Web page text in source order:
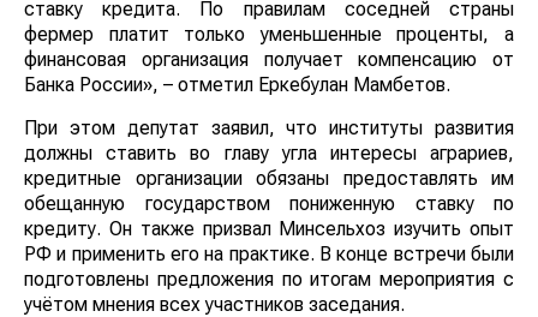
ставку кредита. По правилам соседней страны
фермер платит только уменьшенные проценты, а
финансовая организация получает компенсацию от
Банка России», – отметил Еркебулан Мамбетов.
При этом депутат заявил, что институты развития
должны ставить во главу угла интересы аграриев,
кредитные организации обязаны предоставлять им
обещанную государством пониженную ставку по
кредиту. Он также призвал Минсельхоз изучить опыт
РФ и применить его на практике. В конце встречи были
подготовлены предложения по итогам мероприятия с
учётом мнения всех участников заседания.